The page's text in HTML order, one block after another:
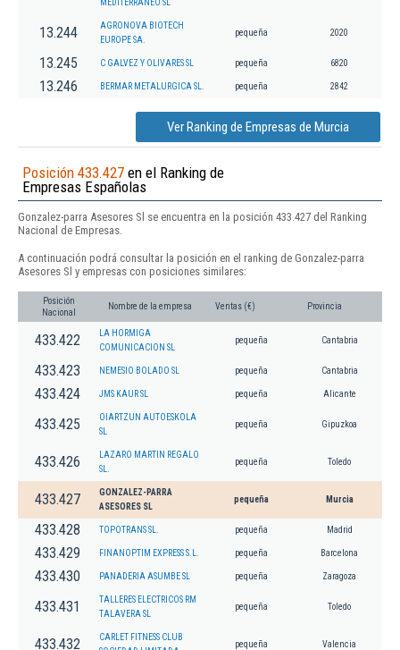
MEDITERRANEO SL
13.244
AGRONOVA BIOTECH
EUROPE SA.
pequeña 2020
13.245 C GALVEZ Y OLIVARES SL pequeña 6820
13.246 BERMAR METALURGICA SL. pequeña 2842
Ver Ranking de Empresas de Murcia
Posición 433.427 en el Ranking de
Empresas Españolas
Gonzalez-parra Asesores Sl se encuentra en la posición 433.427 del Ranking
Nacional de Empresas.
A continuación podrá consultar la posición en el ranking de Gonzalez-parra
Asesores Sl y empresas con posiciones similares:
Posición
Nacional
Nombre de la empresa Ventas (€) Provincia
433.422
LA HORMIGA
COMUNICACION SL
pequeña Cantabria
433.423 NEMESIO BOLADO SL pequeña Cantabria
433.424 JMS KAUR SL pequeña Alicante
433.425
OIARTZUN AUTOESKOLA
SL
pequeña Gipuzkoa
433.426
LAZARO MARTIN REGALO
SL.
pequeña Toledo
433.427
GONZALEZ-PARRA
ASESORES SL
pequeña Murcia
433.428 TOPOTRANS SL. pequeña Madrid
433.429 FINANOPTIM EXPRESS S.L. pequeña Barcelona
433.430 PANADERIA ASUMBE SL pequeña Zaragoza
433.431
TALLERES ELECTRICOS RM
TALAVERA SL
pequeña Toledo
433.432
CARLET FITNESS CLUB
pequeña Valencia